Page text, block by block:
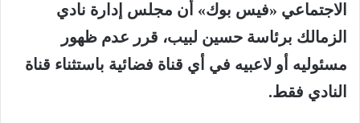
الاجتماعي «فيس بوك» أن مجلس إدارة نادي
الزمالك برئاسة حسين لبيب، قرر عدم ظهور
مسئوليه أو لاعبيه في أي قناة فضائية باستثناء قناة
النادي فقط.